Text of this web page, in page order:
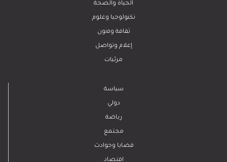
الحياة والصحة
تكنولوجيا وعلوم
ﺛﻘﺎﻓﺔ وﻓﻧون
إعلام وتواصل
مرئيات
سياسة
دولي
رياضة
مجتمع
قضايا وحوادث
اقتصاد